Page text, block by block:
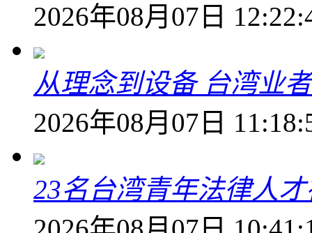
2026年08月07日
从理念到设备 台湾业
2026年08月07日
23名台湾青年法律人